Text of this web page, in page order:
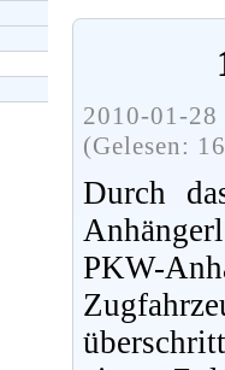
2010-01-
(Gelesen:
Durch
PKW-